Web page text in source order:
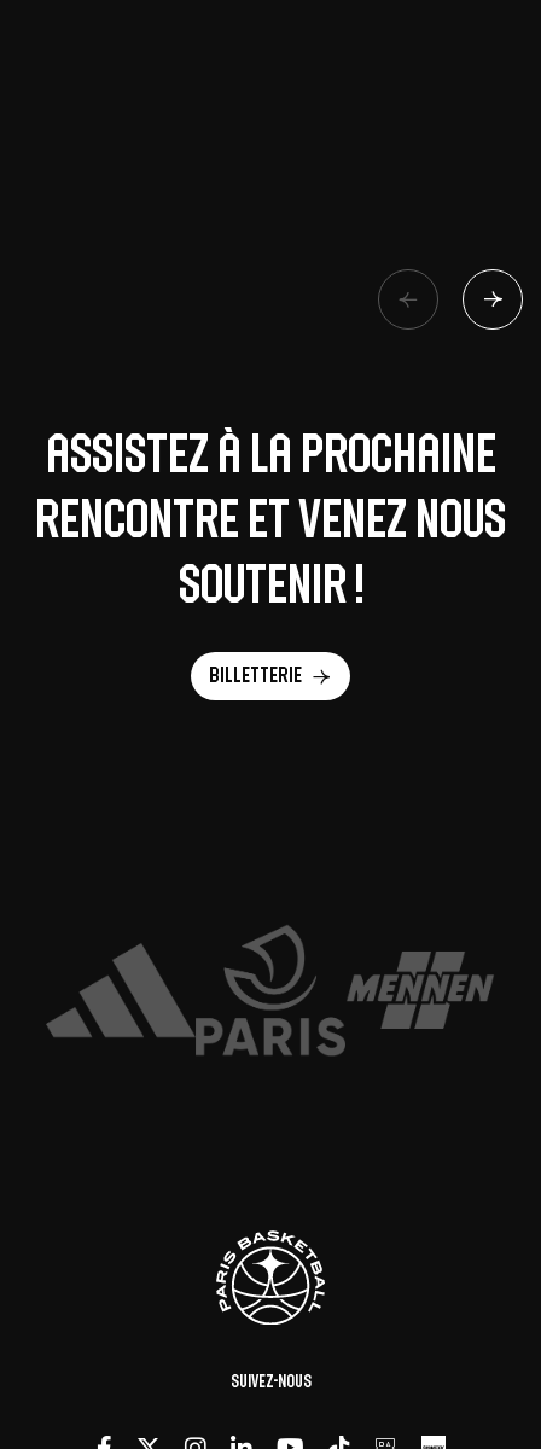
Assistez à la prochaine
rencontre et venez nous
soutenir !
Billetterie
Suivez-nous